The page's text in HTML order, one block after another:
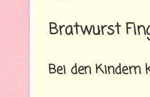
Bratwurst
Bei den Kindern